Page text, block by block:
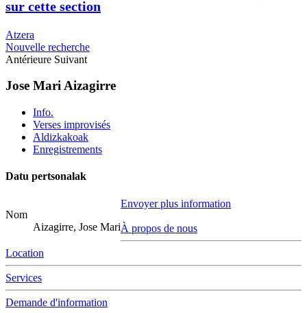
sur cette section
Atzera
Nouvelle recherche
Antérieure Suivant
Jose Mari Aizagirre
Info.
Verses improvisés
Aldizkakoak
Enregistrements
Datu pertsonalak
Nom
Aizagirre, Jose Mari
Envoyer plus information
À propos de nous
Location
Services
Demande d'information